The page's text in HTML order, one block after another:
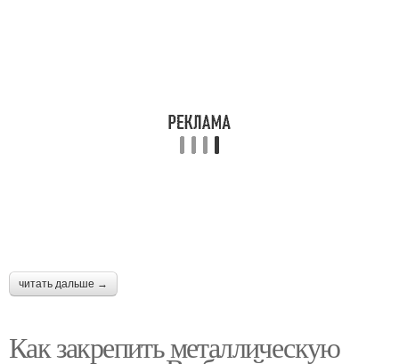
читать дальше →
Как закрепить металлическую